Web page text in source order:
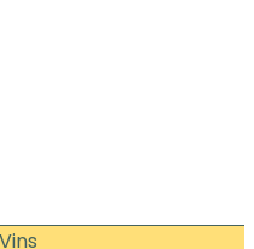
Vins